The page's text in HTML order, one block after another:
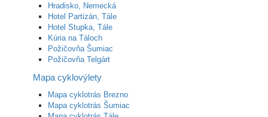
Hradisko, Nemecká
Hotel Partizán, Tále
Hotel Stupka, Tále
Kúria na Táloch
Požičovňa Šumiac
Požičovňa Telgárt
Mapa cyklovýlety
Mapa cyklotrás Brezno
Mapa cyklotrás Šumiac